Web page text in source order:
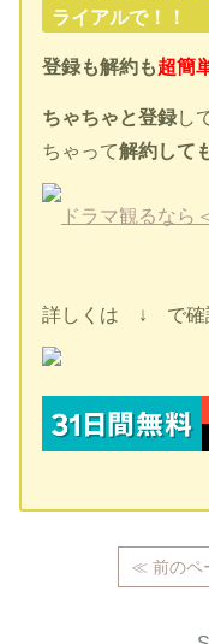
ライアルで！！
登録も解約も超簡
ちゃちゃと登録し
ちゃって解約して
ドラマ観るなら
詳しくは ↓ で確
≪ 前のペ